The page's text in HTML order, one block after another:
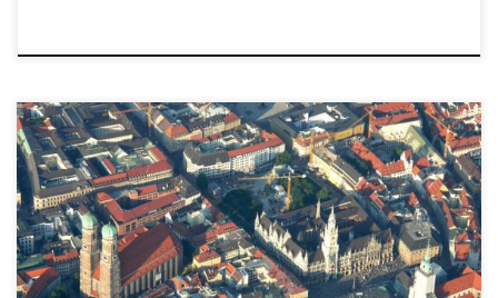
Eine Ballonfahrt über München hat seinen
besonderen Reiz. Aus der Vogelperspektive wird auch
ein alt eingesessener Münchner neues entdecken,
oder der Wahl-Münchner seine Stadt verstehen
lernen. Die Ballonfahrt über München ist einfach